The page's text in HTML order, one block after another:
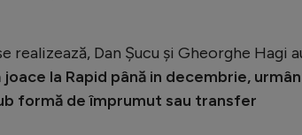
Dan Șucu și Gheorghe Hagi
joace la Rapid până in decembrie,
formă de împrumut sau transfer